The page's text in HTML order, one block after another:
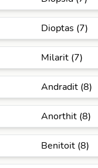
Dioptas (7)
Milarit (7)
Andradit (8)
Anorthit (8)
Benitoit (8)